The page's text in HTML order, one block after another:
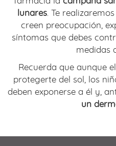
lunares. Te
creen preocupación,
síntomas que debes
medidas
Recuerda que aunque
protegerte del sol, los
deben exponerse a él y,
un